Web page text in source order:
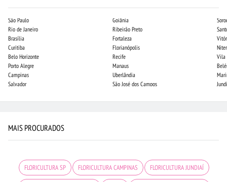
São Paulo
Rio de Janeiro
Brasília
Curitiba
Belo Horizonte
Porto Alegre
Campinas
Salvador
Goiânia
Ribeirão Preto
Fortaleza
Florianópolis
Recife
Manaus
Uberlândia
São José dos Campos
Vila
MAIS PROCURADOS
FLORICULTURA SP FLORICULTURA CAMPINAS FLORICULTURA JUNDIAÍ